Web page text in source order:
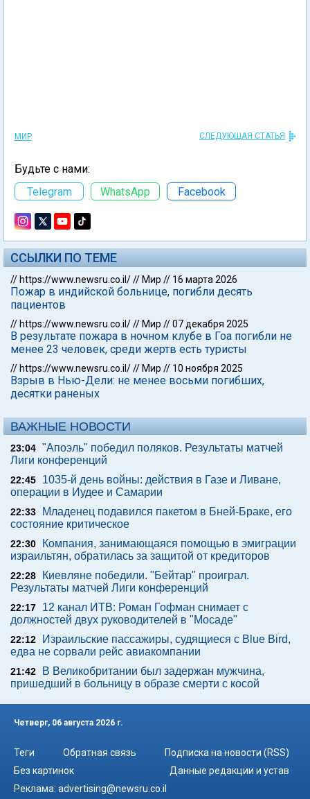
МИР СЛЕДУЮЩАЯ СТАТЬЯ
Будьте с нами:
Telegram
WhatsApp Facebook
ССЫЛКИ ПО ТЕМЕ
// https://www.newsru.co.il/// Мир // 16 марта 2026
Пожар в индийской больнице, погибли десять
пациентов
// https://www.newsru.co.il/// Мир //07 декабря 2025
В результате пожара в ночном клубе в Гоа погибли не
менее 23 человек, среди жертв есть туристы
// https://www.newsru.co.il/// Мир // 10 ноября 2025
Взрыв в Нью-Дели: не менее восьми погибших,
десятки раненых
ВАЖНЫЕ НОВОСТИ
23:04 "Апоэль" победил поляков. Результаты матчей
Лиги конференций
22:45
1035-й день войны: действия в Газе и Ливане,
операции в Иудее и Самарии
22:33
Младенец подавился пакетом в Бней-Браке, его
состояние критическое
22:30
Компания, занимающаяся помощью в эмиграции
израильтян, обратилась за защитой от кредиторов
22:28
Киевляне победили. "Бейтар" проиграл.
Результаты матчей Лиги конференций
22:17
12 канал ИТВ: Роман Гофман снимает с
должностей двух руководителей в "Мосаде"
22:12
Израильские пассажиры, судящиеся с Blue Bird,
едва не сорвали рейс авиакомпании
21:42
В Великобритании был задержан мужчина,
пришедший в больницу в образе смерти с косой
Четверг, 06 августа 2026 г.
Теги Обратная связь
Подписка на новости (RSS)
Без картинок
Данные редакции и устав
Реклама: advertising@newsru.co.il